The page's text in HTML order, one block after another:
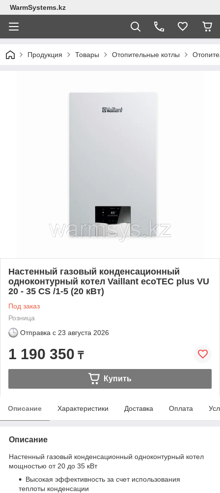
WarmSystems.kz
Продукция Товары Отопительные котлы
Настенный газовый конденсационный
одноконтурный котел Vaillant ecoTEC plus VU
20 - 35 CS /1-5 (20 кВт)
Под заказ
Розница
Отправка с 23 августа 2026
1 190 350 ₸
Купить
Описание Характеристики Доставка Оплата
Описание
Настенный газовый конденсационный одноконтурный котел
мощностью от 20 до 35 кВт
Высокая эффективность за счет использования
теплоты конденсации